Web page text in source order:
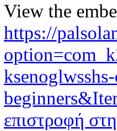
View the
https://
επιστροφή